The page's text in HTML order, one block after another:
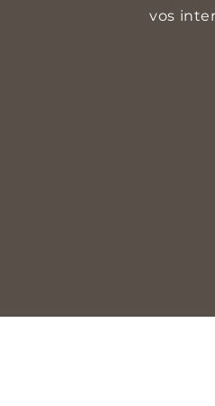
vos